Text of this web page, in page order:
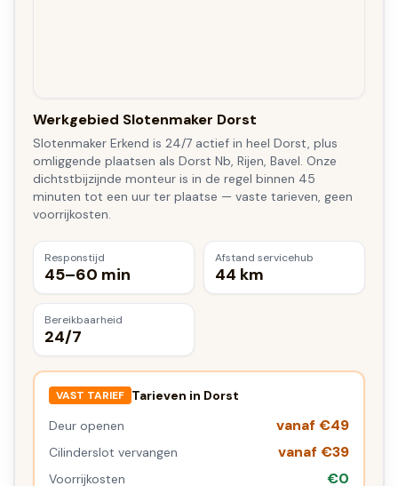
Werkgebied Slotenmaker Dorst
Slotenmaker Erkend is 24/7 actief in heel Dorst, plus
omliggende plaatsen als Dorst Nb, Rijen, Bavel. Onze
dichtstbijzijnde monteur is in de regel binnen 45
minuten tot een uur ter plaatse — vaste tarieven, geen
voorrijkosten.
Responstijd
45–60 min
Afstand servicehub
44 km
Bereikbaarheid
24/7
VAST TARIEF Tarieven in Dorst
Deur openen
vanaf €49
Cilinderslot vervangen vanaf €39
Voorrijkosten €0